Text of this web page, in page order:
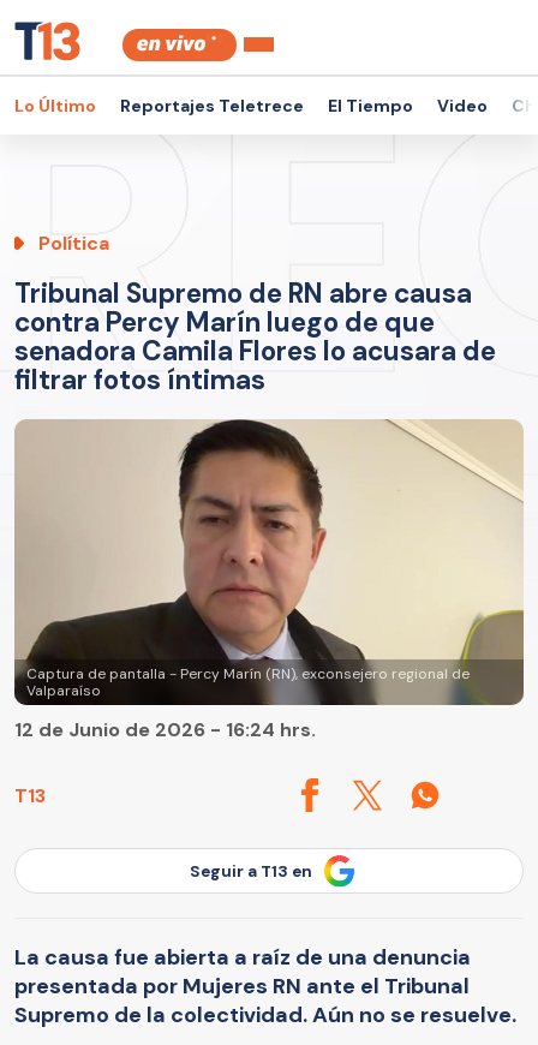
Lo Último Reportajes Teletrece El Tiempo Video
Política
Tribunal Supremo de RN abre causa
contra Percy Marín luego de que
senadora Camila Flores lo acusara de
filtrar fotos íntimas
Captura de pantalla - Percy Marín (RN), exconsejero regional de
Valparaíso
T13
12 de Junio de 2026 - 16:24 hrs.
Seguir a T13 en
La causa fue abierta a raíz de una denuncia
presentada por Mujeres RN ante el Tribunal
Supremo de la colectividad. Aún no se resuelve.